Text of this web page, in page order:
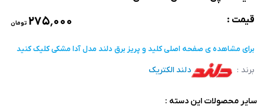
قیمت :
۲۷۵٬۰۰۰ تومان
برای مشاهده ی صفحه اصلیکلید و پریز برق دلند مدل آدا مشکیکلیک کنید
برند : دلند الکتریک
سایر محصولات این دسته :